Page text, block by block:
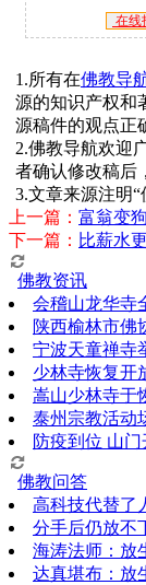
在线
1.所有在佛教导
源的知识产权和
源稿件的观点正
2.佛教导航欢迎
者确认修改稿后
3.文章来源注明
上一篇： 富翁变狗
下一篇： 比薪水
佛教资讯
会稽山龙华寺
陕西榆林市佛
宁波天童禅寺
少林寺恢复开
嵩山少林寺于
泰州宗教活动
防疫到位 山
佛教问答
高科技代替了
分手后仍放不
海涛法师：放
达真堪布：放